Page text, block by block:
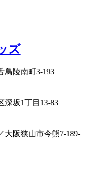
鳥陵南町3-193
深坂1丁目13-83
大阪狭山市今熊7-189-